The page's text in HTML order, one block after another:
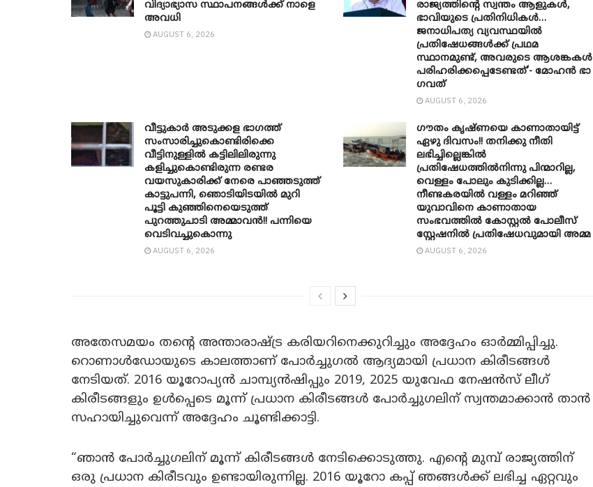
വിദ്യാഭ്യാസ സ്ഥാപനങ്ങൾക്ക് നാളെ
അവധി
AUGUST 6, 2026
രാജ്യത്തിന്റെ സ്വന്തം ആളുകൾ,
ഭാവിയുടെ പ്രതിനിധികൾ…
ജനാധിപത്യ വ്യവസ്ഥയിൽ
പ്രതിഷേധങ്ങൾക്ക് പ്രഥമ
സ്ഥാനമുണ്ട്, അവരുടെ ആശങ്കകൾ
പരിഹരിക്കപ്പെടേണ്ടത്’- മോഹൻ ഭാ​
ഗവത്
AUGUST 6, 2026
വീട്ടുകാർ അ‌ടുക്കള ഭാ​ഗത്ത്
സംസാരിച്ചുകൊണ്ടിരിക്കെ
വീട്ടിനുള്ളിൽ കട്ടിലിലിരുന്നു
കളിച്ചുകൊണ്ടിരുന്ന രണ്ടര
വയസുകാരിക്ക് നേരെ പാഞ്ഞടുത്ത്
കാട്ടുപന്നി, ‍ഞൊടിയി‌ടയിൽ മുറി
പൂട്ടി കുഞ്ഞിനെയെടുത്ത്
പുറത്തുചാടി അമ്മാവൻ!! പന്നിയെ
വെടിവച്ചുകൊന്നു
AUGUST 6, 2026
ഗൗതം കൃഷ്ണയെ കാണാതായിട്ട്
ഏഴു ദിവസം!! തനിക്കു നീതി
ലഭിച്ചില്ലെങ്കിൽ
പ്രതിഷേധത്തിൽനിന്നു പിന്മാറില്ല,
വെള്ളം പോലും കുടിക്കില്ല…
നീണ്ടകരയിൽ വള്ളം മറിഞ്ഞ്
യുവാവിനെ കാണാതായ
സംഭവത്തിൽ കോസ്റ്റൽ പോലീസ്
സ്റ്റേഷനിൽ പ്രതിഷേധവുമായി അമ്മ
AUGUST 6, 2026
അതേസമയം തന്റെ അന്താരാഷ്ട്ര കരിയറിനെക്കുറിച്ചും അദ്ദേഹം ഓർമ്മിപ്പിച്ചു.
റൊണാൾഡോയുടെ കാലത്താണ് പോർച്ചുഗൽ ആദ്യമായി പ്രധാന കിരീടങ്ങൾ
നേടിയത്. 2016 യൂറോപ്യൻ ചാമ്പ്യൻഷിപ്പും 2019, 2025 യുവേഫ നേഷൻസ് ലീഗ്
കിരീടങ്ങളും ഉൾപ്പെടെ മൂന്ന് പ്രധാന കിരീടങ്ങൾ പോർച്ചുഗലിന് സ്വന്തമാക്കാൻ താൻ
സഹായിച്ചുവെന്ന് അദ്ദേഹം ചൂണ്ടിക്കാട്ടി.
“ഞാൻ പോർച്ചുഗലിന് മൂന്ന് കിരീടങ്ങൾ നേടിക്കൊടുത്തു. എന്റെ മുമ്പ് രാജ്യത്തിന്
ഒരു പ്രധാന കിരീടവും ഉണ്ടായിരുന്നില്ല. 2016 യൂറോ കപ്പ് ഞങ്ങൾക്ക് ലഭിച്ച ഏറ്റവും